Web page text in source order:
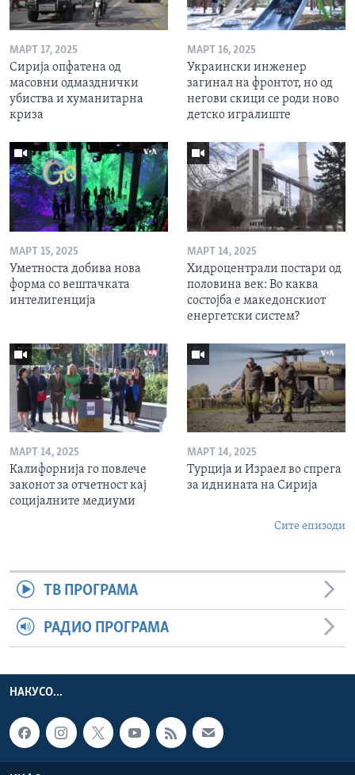
МАРТ 17, 2025
Сирија опфатена од
масовни одмазднички
убиства и хуманитарна
криза
МАРТ 16, 2025
Украински инженер
загинал на фронтот, но од
негови скици се роди ново
детско игралиште
МАРТ 15, 2025
Уметноста добива нова
форма со вештачката
интелигенција
МАРТ 14, 2025
Хидроцентрали постари од
половина век: Во каква
состојба е македонскиот
енергетски систем?
МАРТ 14, 2025
Калифорнија го повлече
законот за отчетност кај
социјалните медиуми
МАРТ 14, 2025
Турција и Израел во спрега
за иднината на Сирија
Сите епизоди
ТВ ПРОГРАМА
РАДИО ПРОГРАМА
НАКУСО...